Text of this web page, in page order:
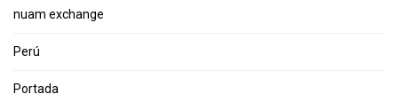
nuam exchange
Perú
Portada